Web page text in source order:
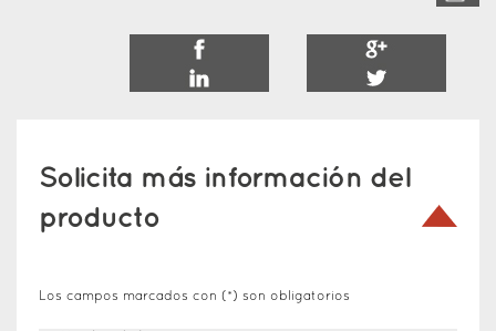
Solicita más información del
producto
Los campos marcados con (*) son obligatorios